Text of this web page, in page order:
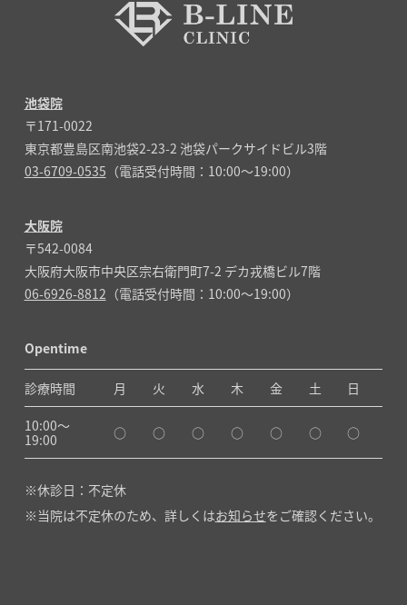
池袋院
〒171-0022
東京都豊島区南池袋2-23-2 池袋パークサイドビル3階
03-6709-0535 （電話受付時間：10:00～19:00）
大阪院
〒542-0084
大阪府大阪市中央区宗右衛門町7-2 デカ戎橋ビル7階
06-6926-8812 （電話受付時間：10:00～19:00）
Opentime
診療時間 月 火 水 木 金 土 日
10:00〜
19:00
○ ○ ○ ○ ○ ○ ○
休診日：不定休
当院は不定休のため、詳しくはお知らせをご確認ください。